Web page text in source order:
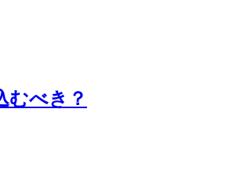
むべき？